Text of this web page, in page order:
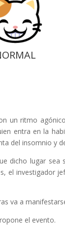
un ritmo
entra en la
del insomnio y
dicho lugar sea
el investigador
va a
el evento.